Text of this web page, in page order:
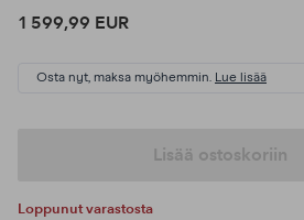
1 599,99 EUR
Osta nyt, maksa myöhemmin. Lue lisää
Lisää ostoskoriin
Loppunut varastosta